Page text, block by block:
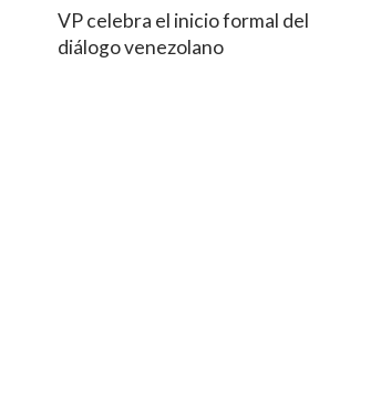
VP celebra el inicio formal del
diálogo venezolano